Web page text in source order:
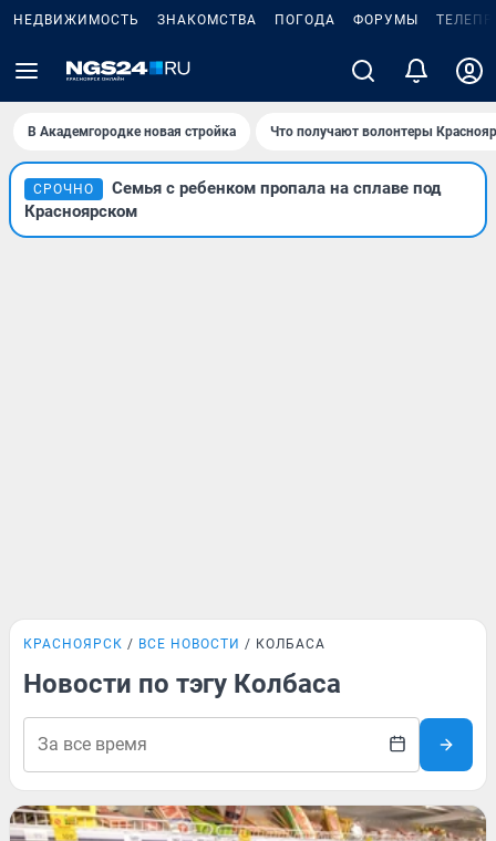
НЕДВИЖИМОСТЬ ЗНАКОМСТВА ПОГОДА ФОРУМЫ
В Академгородке новая стройка Что получают волонтеры
СРОЧНО
Семья с ребенком пропала на сплаве под
Красноярском
КРАСНОЯРСК ВСЕ НОВОСТИ КОЛБАСА
Новости по тэгу Колбаса